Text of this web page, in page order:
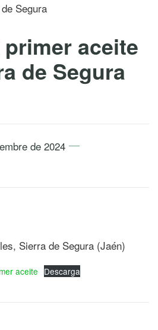
Segura
aceite
de Segura
de 2024
Sierra de Segura (Jaén)
aceite Descarga